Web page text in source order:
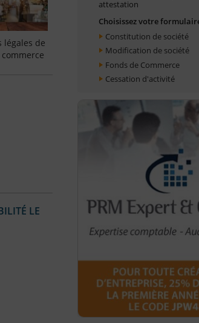
légales de
LE
attestation
Choisissez votre
Constitution de société
Modification de société
Fonds de Commerce
Cessation d'activité